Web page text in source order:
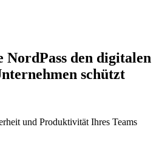
NordPass den digitalen
schützt
und Produktivität Ihres Teams